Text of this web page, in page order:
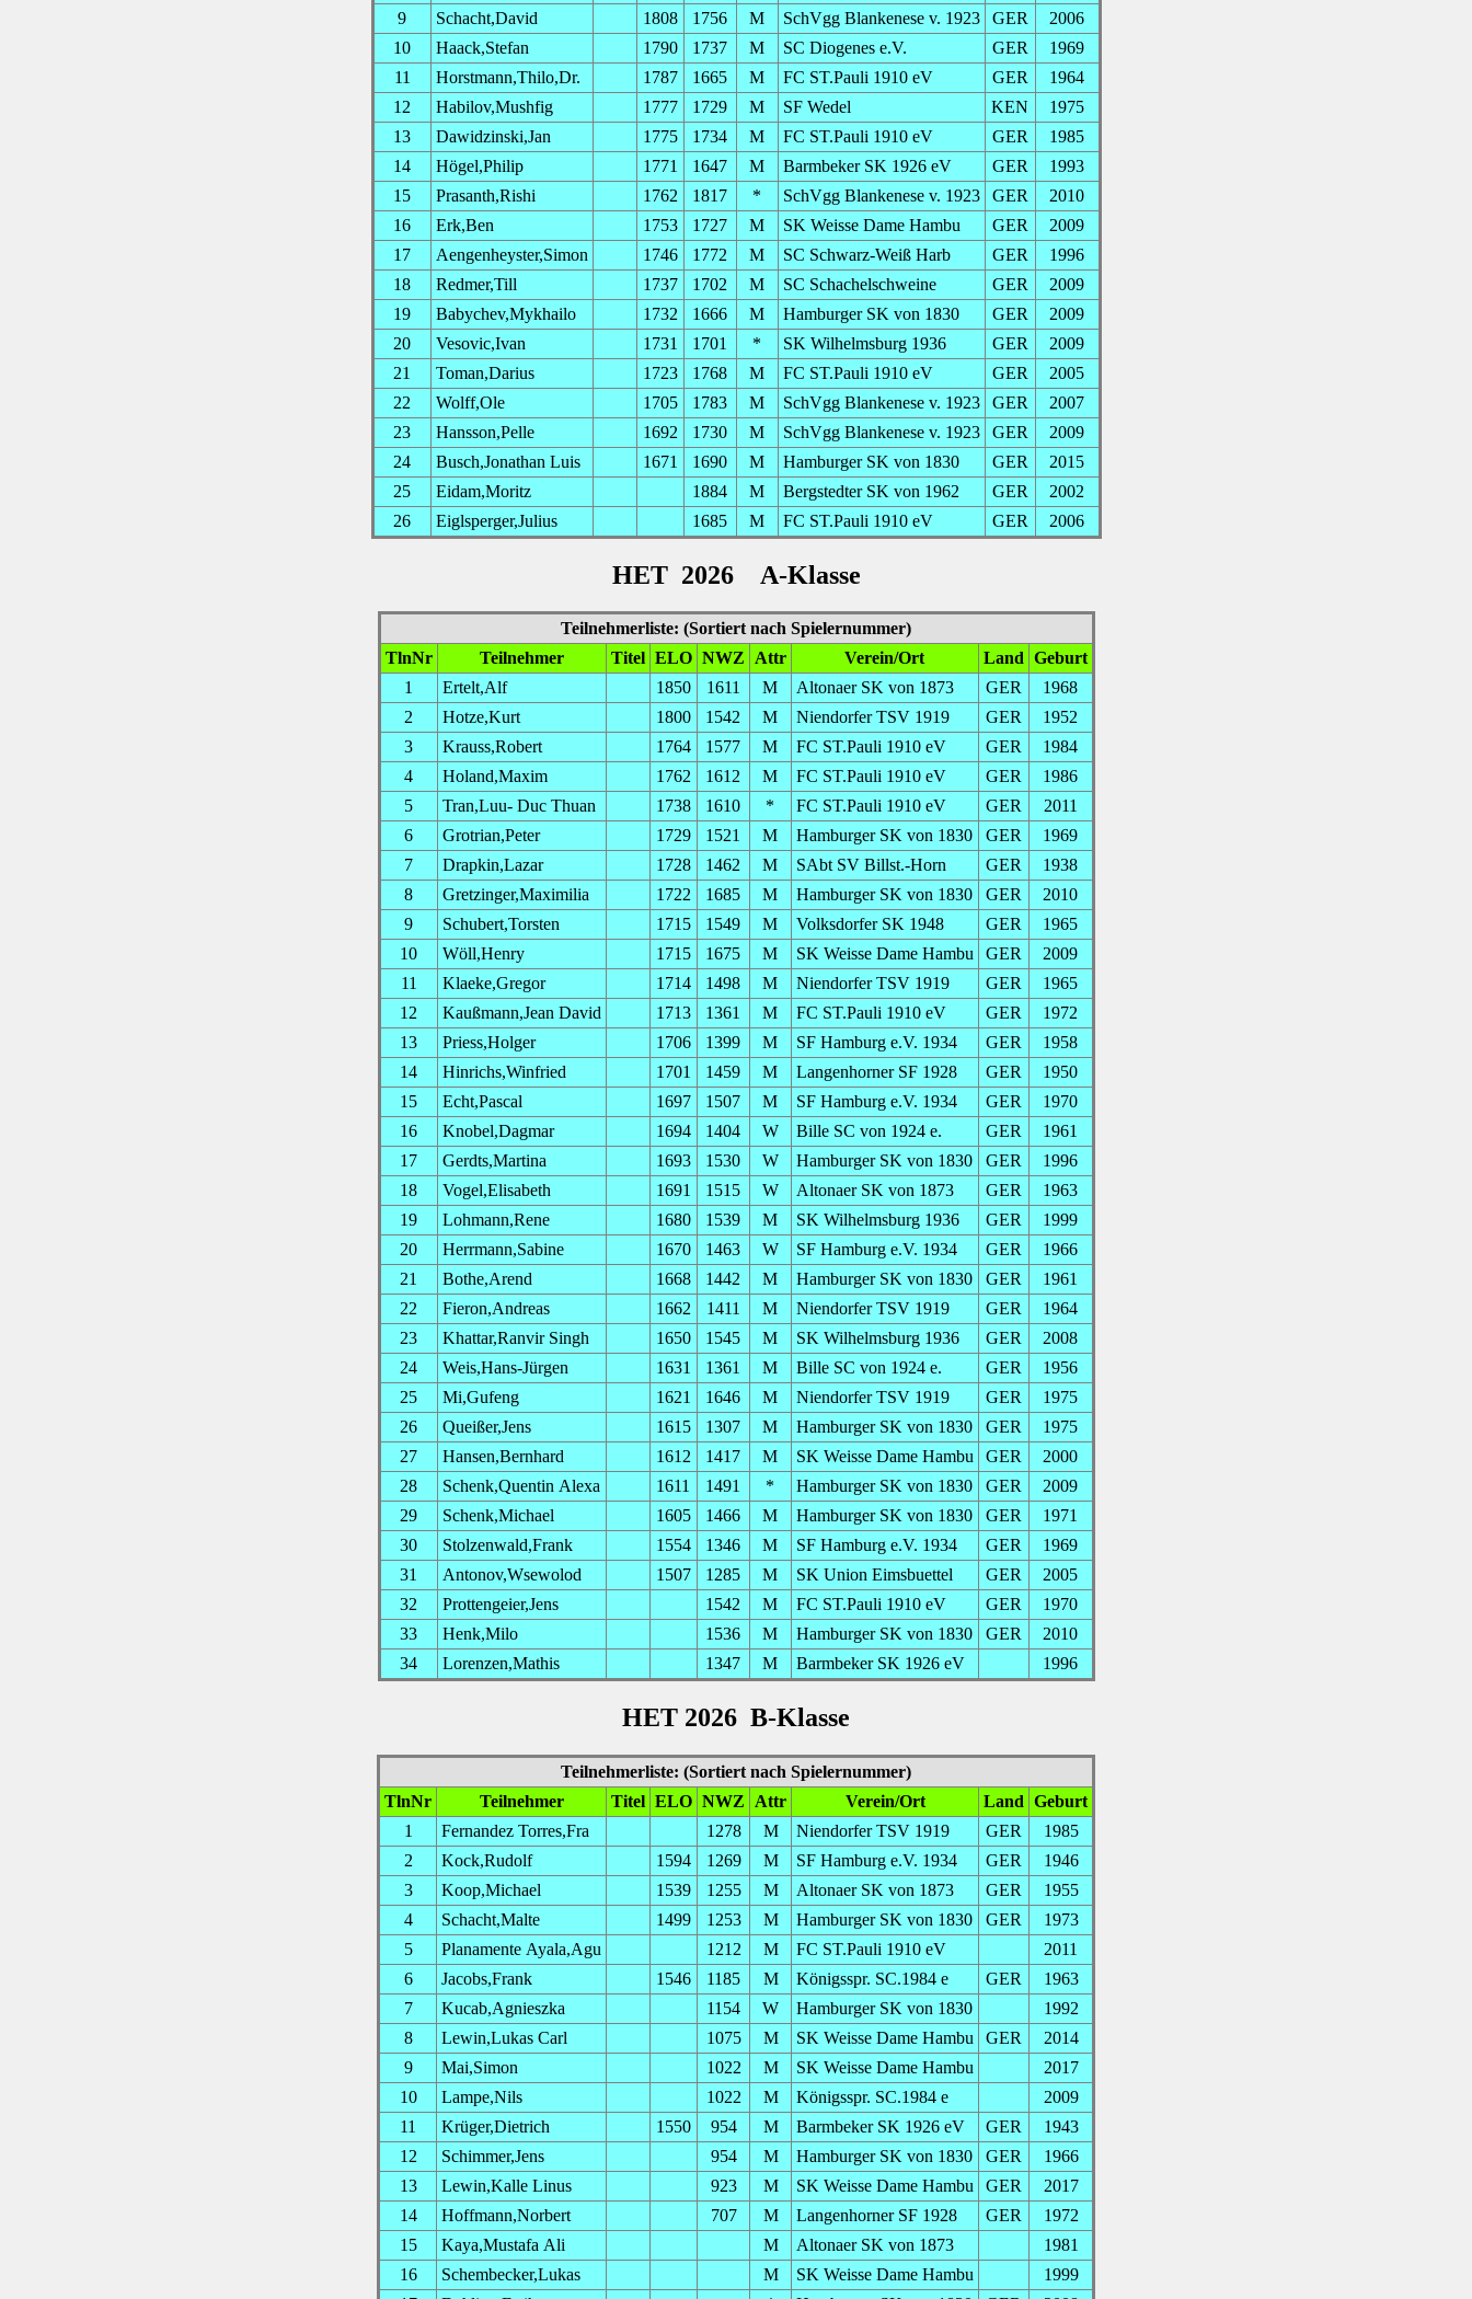
9
Schacht,David 1808 1756 M SchVgg Blankenese v. 1923 GER
2006
10
Haack,Stefan 1790 1737 M SC Diogenes e.V. GER
1969
11
Horstmann,Thilo,Dr. 1787 1665 M FC ST.Pauli 1910 eV GER
1964
12
Habilov,Mushfig 1777 1729 M SF Wedel KEN
1975
13
Dawidzinski,Jan 1775 1734 M FC ST.Pauli 1910 eV GER
1985
14
Högel,Philip 1771 1647 M Barmbeker SK 1926 eV GER
1993
15
Prasanth,Rishi 1762 1817 * SchVgg Blankenese v. 1923 GER
2010
16
Erk,Ben 1753 1727 M SK Weisse Dame Hambu GER
2009
17
Aengenheyster,Simon 1746 1772 M SC Schwarz-Weiß Harb GER
1996
18
Redmer,Till 1737 1702 M SC Schachelschweine GER
2009
19
Babychev,Mykhailo 1732 1666 M Hamburger SK von 1830 GER
2009
20
Vesovic,Ivan 1731 1701 * SK Wilhelmsburg 1936 GER
2009
21
Toman,Darius 1723 1768 M FC ST.Pauli 1910 eV GER
2005
22
Wolff,Ole 1705 1783 M SchVgg Blankenese v. 1923 GER
2007
23
Hansson,Pelle 1692 1730 M SchVgg Blankenese v. 1923 GER
2009
24
Busch,Jonathan Luis 1671 1690 M Hamburger SK von 1830 GER
2015
25
Eidam,Moritz 1884 M Bergstedter SK von 1962 GER
2002
26
Eiglsperger,Julius 1685 M FC ST.Pauli 1910 eV GER 2006
HET 2026 A-Klasse
Teilnehmerliste: (Sortiert nach Spielernummer)
TlnNr
Teilnehmer Titel ELO NWZ Attr Verein/Ort Land Geburt
1
Ertelt,Alf 1850 1611 M Altonaer SK von 1873 GER
1968
2
Hotze,Kurt 1800 1542 M Niendorfer TSV 1919 GER
1952
3
Krauss,Robert 1764 1577 M FC ST.Pauli 1910 eV GER
1984
4
Holand,Maxim 1762 1612 M FC ST.Pauli 1910 eV GER
1986
5
Tran,Luu- Duc Thuan 1738 1610 * FC ST.Pauli 1910 eV GER
2011
6
Grotrian,Peter 1729 1521 M Hamburger SK von 1830 GER
1969
7
Drapkin,Lazar 1728 1462 M SAbt SV Billst.-Horn GER
1938
8
Gretzinger,Maximilia 1722 1685 M Hamburger SK von 1830 GER
2010
9
Schubert,Torsten 1715 1549 M Volksdorfer SK 1948 GER
1965
10
Wöll,Henry 1715 1675 M SK Weisse Dame Hambu GER
2009
11
Klaeke,Gregor 1714 1498 M Niendorfer TSV 1919 GER
1965
12
Kaußmann,Jean David 1713 1361 M FC ST.Pauli 1910 eV GER
1972
13
Priess,Holger 1706 1399 M SF Hamburg e.V. 1934 GER
1958
14
Hinrichs,Winfried 1701 1459 M Langenhorner SF 1928 GER
1950
15
Echt,Pascal 1697 1507 M SF Hamburg e.V. 1934 GER
1970
16
Knobel,Dagmar 1694 1404 W Bille SC von 1924 e. GER
1961
17
Gerdts,Martina 1693 1530 W Hamburger SK von 1830 GER
1996
18
Vogel,Elisabeth 1691 1515 W Altonaer SK von 1873 GER
1963
19
Lohmann,Rene 1680 1539 M SK Wilhelmsburg 1936 GER
1999
20
Herrmann,Sabine 1670 1463 W SF Hamburg e.V. 1934 GER
1966
21
Bothe,Arend 1668 1442 M Hamburger SK von 1830 GER
1961
22
Fieron,Andreas 1662 1411 M Niendorfer TSV 1919 GER
1964
23
Khattar,Ranvir Singh 1650 1545 M SK Wilhelmsburg 1936 GER
2008
24
Weis,Hans-Jürgen 1631 1361 M Bille SC von 1924 e. GER
1956
25
Mi,Gufeng 1621 1646 M Niendorfer TSV 1919 GER
1975
26
Queißer,Jens 1615 1307 M Hamburger SK von 1830 GER
1975
27
Hansen,Bernhard 1612 1417 M SK Weisse Dame Hambu GER
2000
28
Schenk,Quentin Alexa 1611 1491 * Hamburger SK von 1830 GER
2009
29
Schenk,Michael 1605 1466 M Hamburger SK von 1830 GER
1971
30
Stolzenwald,Frank 1554 1346 M SF Hamburg e.V. 1934 GER
1969
31
Antonov,Wsewolod 1507 1285 M SK Union Eimsbuettel GER
2005
32
Prottengeier,Jens 1542 M FC ST.Pauli 1910 eV GER
1970
33
Henk,Milo 1536 M Hamburger SK von 1830 GER
2010
34
Lorenzen,Mathis 1347 M Barmbeker SK 1926 eV 1996
HET 2026 B-Klasse
Teilnehmerliste: (Sortiert nach Spielernummer)
TlnNr
Teilnehmer Titel ELO NWZ Attr Verein/Ort Land Geburt
1
Fernandez Torres,Fra 1278 M Niendorfer TSV 1919 GER
1985
2
Kock,Rudolf 1594 1269 M SF Hamburg e.V. 1934 GER
1946
3
Koop,Michael 1539 1255 M Altonaer SK von 1873 GER
1955
4
Schacht,Malte 1499 1253 M Hamburger SK von 1830 GER
1973
5
Planamente Ayala,Agu 1212 M FC ST.Pauli 1910 eV
2011
6
Jacobs,Frank 1546 1185 M Königsspr. SC.1984 e GER
1963
7
Kucab,Agnieszka 1154 W Hamburger SK von 1830
1992
8
Lewin,Lukas Carl 1075 M SK Weisse Dame Hambu GER
2014
9
Mai,Simon 1022 M SK Weisse Dame Hambu
2017
10
Lampe,Nils 1022 M Königsspr. SC.1984 e
2009
11
Krüger,Dietrich 1550 954 M Barmbeker SK 1926 eV GER
1943
12
Schimmer,Jens 954 M Hamburger SK von 1830 GER
1966
13
Lewin,Kalle Linus 923 M SK Weisse Dame Hambu GER
2017
14
Hoffmann,Norbert 707 M Langenhorner SF 1928 GER
1972
15
Kaya,Mustafa Ali M Altonaer SK von 1873
1981
16
Schembecker,Lukas M SK Weisse Dame Hambu
1999